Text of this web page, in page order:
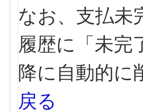
なお、支払未
履歴に「未完
降に自動的に
戻る